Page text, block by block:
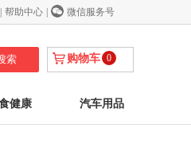
帮助中心 微信服务号
购物车 0
健康 汽车用品